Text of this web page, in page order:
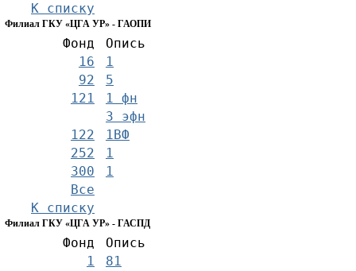
К списку
Филиал ГКУ «ЦГА УР» - ГАОПИ
Фонд
Опись
16
1
92
5
121
1 фн
3 эфн
122
1ВФ
252
1
300
1
Все
К списку
Филиал ГКУ «ЦГА УР» - ГАСПД
Фонд
Опись
1
81